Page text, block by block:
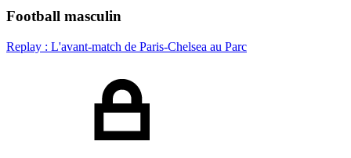
Football masculin
Replay : L'avant-match de Paris-Chelsea au Parc